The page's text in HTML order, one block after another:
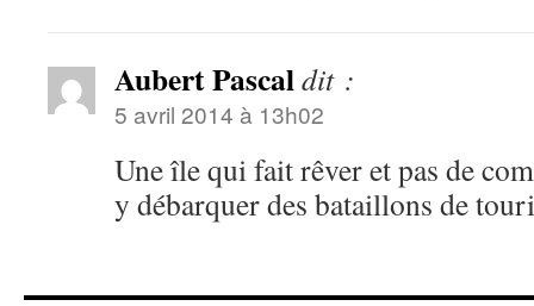
Aubert Pascaldit :
5 avril 2014 à 13h02
Une île qui fait rêver et pas de
y débarquer des bataillons de